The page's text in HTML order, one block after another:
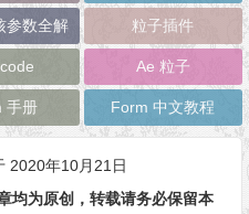
参数全解 粒子插件
Ae 粒子
手册 Form 中文教程
2020年10月21日
均为原创，转载请务必保留本